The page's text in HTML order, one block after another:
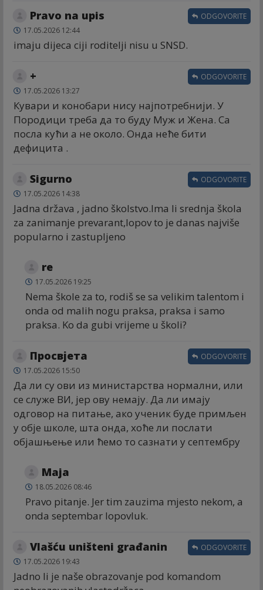
Pravo na upis
17.05.2026 12:44
imaju dijeca ciji roditelji nisu u SNSD.
ODGOVORITE
+
17.05.2026 13:27
Кувари и конобари нису најпотребнији. У
Породици треба да то буду Муж и Жена. Са
посла кући а не около. Онда неће бити
дефицита .
ODGOVORITE
Sigurno
17.05.2026 14:38
Jadna država , jadno školstvo.Ima li srednja škola
za zanimanje prevarant,lopov to je danas najviše
popularno i zastupljeno
ODGOVORITE
re
17.05.2026 19:25
Nema škole za to, rodiš se sa velikim talentom i
onda od malih nogu praksa, praksa i samo
praksa. Ko da gubi vrijeme u školi?
Просвјета
17.05.2026 15:50
Да ли су ови из министарства нормални, или
се служе ВИ, јер ову немају. Да ли имају
одговор на питање, ако ученик буде примљен
у обје школе, шта онда, хоће ли послати
објашњење или ћемо то сазнати у септембру
ODGOVORITE
Maja
18.05.2026 08:46
Pravo pitanje. Jer tim zauzima mjesto nekom, a
onda septembar lopovluk.
Vlašću uništeni građanin
17.05.2026 19:43
Jadno li je naše obrazovanje pod komandom
ODGOVORITE